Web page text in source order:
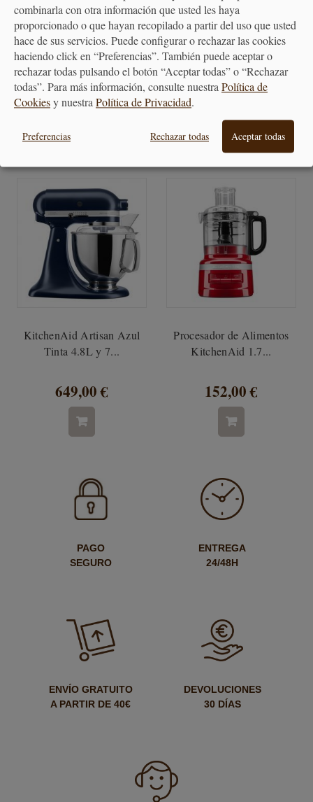
Olla multifunción "Good to
Go" Russell Hobbs
119,90 €
BATIDORA DE VASO
NINJA FOODI HB150EU
KitchenAid Artisan Azul
Tinta 4.8L y 7...
649,00 €
Procesador de Alimentos
KitchenAid 1.7...
152,00 €
PAGO
SEGURO
ENTREGA
24/48H
ENVÍO GRATUITO
A PARTIR DE 40€
DEVOLUCIONES
30 DÍAS
combinarla con otra información que usted les haya
proporcionado o que hayan recopilado a partir del uso que usted
hace de sus servicios. Puede configurar o rechazar las cookies
haciendo click en “Preferencias”. También puede aceptar o
rechazar todas pulsando el botón “Aceptar todas” o “Rechazar
todas”. Para más información, consulte nuestraPolítica de
Cookiesy nuestraPolítica de Privacidad.
Preferencias Rechazar todas Aceptar todas